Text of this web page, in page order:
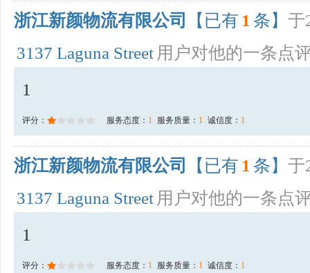
浙江新颜物流有限公司 【已有 1 条】 于
3137 Laguna Street 用户对他的一条点
1
评分： 服务态度： 1 服务质量： 1 诚信度： 1
浙江新颜物流有限公司 【已有 1 条】 于
3137 Laguna Street 用户对他的一条点
1
评分： 服务态度： 1 服务质量： 1 诚信度： 1